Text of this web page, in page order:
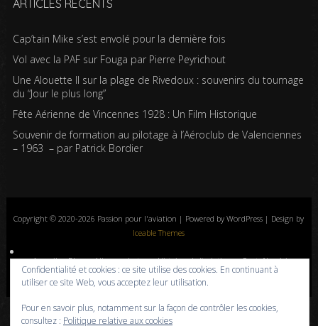
ARTICLES RÉCENTS
Cap’tain Mike s’est envolé pour la dernière fois
Vol avec la PAF sur Fouga par Pierre Peyrichout
Une Alouette II sur la plage de Rivedoux : souvenirs du tournage
du “Jour le plus long”
Fête Aérienne de Vincennes 1928 : Un Film Historique
Souvenir de formation au pilotage à l’Aéroclub de Valenciennes
– 1963 – par Patrick Bordier
Copyright © 2020-2026 Passion pour l'aviation | Powered by WordPress | Design by
Iceable Themes
Accueil Blog Albums photos Histoires de l’aviation
Contrôle aérien
Livres
Liens A propos Contact Politique de confidentialité
Confidentialité et cookies : ce site utilise des cookies. En continuant à
utiliser ce site Web, vous acceptez leur utilisation.
Pour en savoir plus, notamment sur la façon de contrôler les cookies,
consultez : Politique relative aux cookies